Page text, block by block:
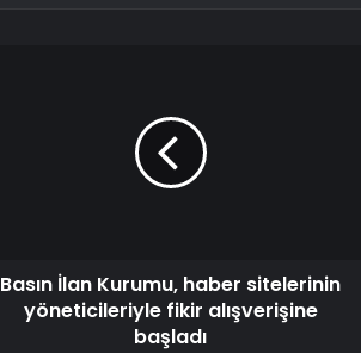
Basın İlan Kurumu, haber sitelerinin
yöneticileriyle fikir alışverişine
başladı